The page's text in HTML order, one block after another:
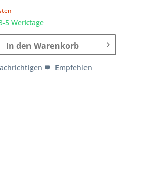
5 Werktage
In den Warenkorb
Empfehlen